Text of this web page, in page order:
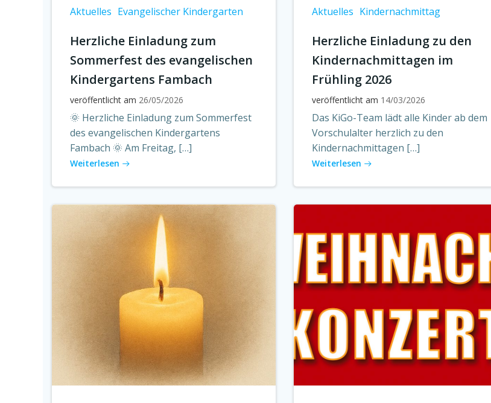
Aktuelles Evangelischer Kindergarten
Herzliche Einladung zum
Sommerfest des evangelischen
Kindergartens Fambach
veröffentlicht am 26/05/2026
🌞 Herzliche Einladung zum Sommerfest
des evangelischen Kindergartens
Fambach 🌞 Am Freitag, […]
Weiterlesen
Aktuelles Kindernachmittag
Herzliche Einladung zu den
Kindernachmittagen im
Frühling 2026
veröffentlicht am 14/03/2026
Das KiGo-Team lädt alle Kinder ab dem
Vorschulalter herzlich zu den
Kindernachmittagen […]
Weiterlesen